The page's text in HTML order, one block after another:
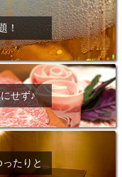
！
せず♪
たりと